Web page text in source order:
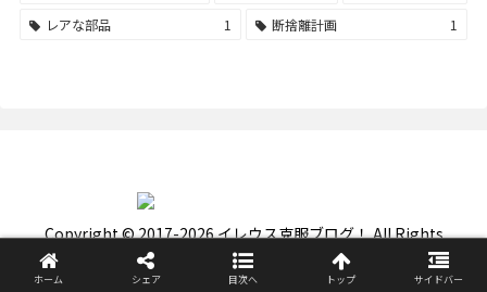
レアな部品
1 断捨離計画 1
Copyright © 2017-2026 イレウス克服ブログ！ All Rights
Reserved.
ホーム シェア 目次へ トップ サイドバー